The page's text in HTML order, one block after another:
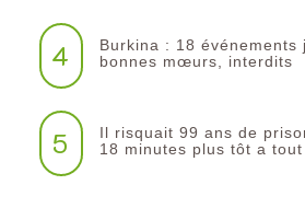
4
Burkina : 18 événements
bonnes mœurs, interdits
5
Il risquait 99 ans de
18 minutes plus tôt a tout